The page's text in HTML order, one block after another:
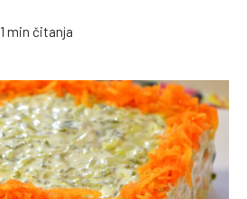
1 min čitanja